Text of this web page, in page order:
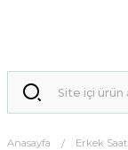
Anasayfa Erkek Saat